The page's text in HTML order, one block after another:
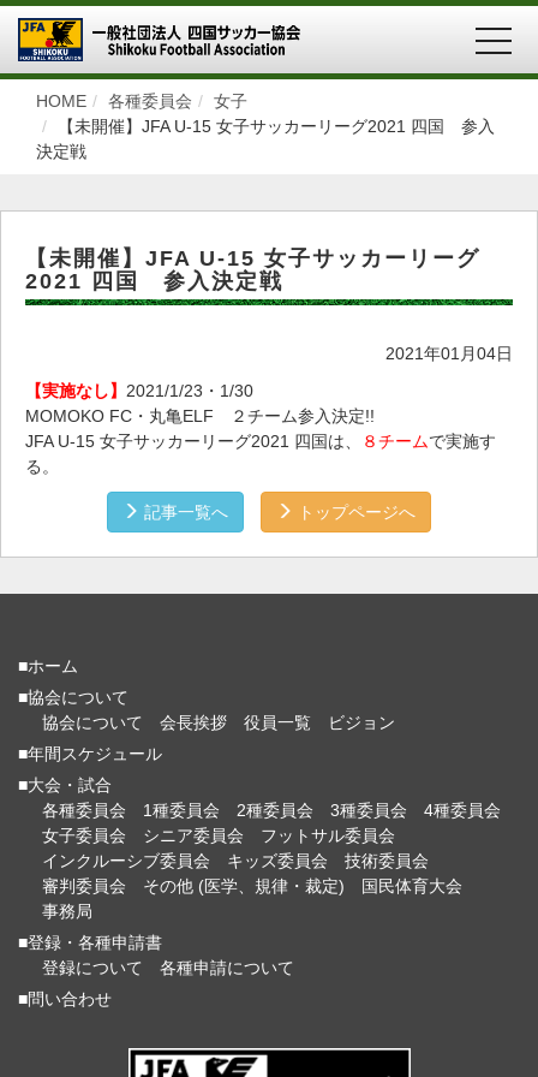
HOME 各種委員会
女子
【未開催】JFA U-15 女子サッカーリーグ2021 四国 参入
決定戦
【未開催】JFA U-15 女子サッカーリーグ
2021 四国 参入決定戦
2021年01月04日
【実施なし】 2021/1/23・1/30
MOMOKO FC・丸亀ELF ２チーム参入決定!!
JFA U-15 女子サッカーリーグ2021 四国は、
８チームで実施す
る。
記事一覧へ トップページへ
■ホーム
■協会について
協会について
会長挨拶 役員一覧
ビジョン
■年間スケジュール
■大会・試合
各種委員会
1種委員会 2種委員会 3種委員会
4種委員会
女子委員会
シニア委員会
フットサル委員会
インクルーシブ委員会
キッズ委員会
技術委員会
審判委員会
その他 (医学、規律・裁定)
国民体育大会
事務局
■登録・各種申請書
登録について
各種申請について
■問い合わせ